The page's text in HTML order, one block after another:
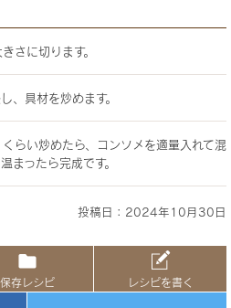
さに切ります。
、具材を炒めます。
らい炒めたら、コンソメを適量入れて混
まったら完成です。
投稿日：2024年10月30日
保存レシピ レシピを書く